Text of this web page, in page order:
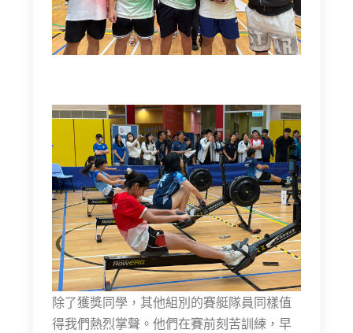
除了獲獎同學，其他組別的賽艇隊員同樣值
得我們熱烈掌聲。他們在賽前刻苦訓練，早